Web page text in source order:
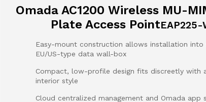
Omada AC1200 Wireless MU-
Plate Access PointEAP225-
Easy-mount construction allows installation into
EU/US-type data wall-box
Compact, low-profile design fits discreetly with
interior style
Cloud centralized management and Omada app